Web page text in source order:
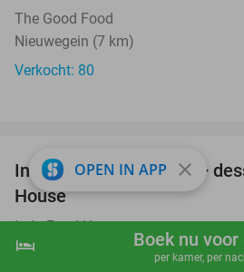
shopping_cart Boek nu
hotel Boek nu voor
per kamer, per
The Good Food
Nieuwegein (7 km)
Verkocht: 80
Indonesische rijsttafel +
House
Indo Food House
Utrecht
OPEN IN APP close